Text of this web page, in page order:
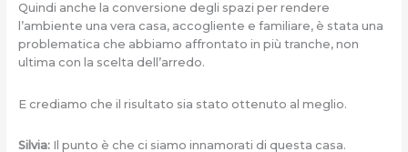
Quindi anche la conversione degli spazi per rendere
l’ambiente una vera casa, accogliente e familiare, è stata una
problematica che abbiamo affrontato in più tranche, non
ultima con la scelta dell’arredo.
E crediamo che il risultato sia stato ottenuto al meglio.
Silvia:Il punto è che ci siamo innamorati di questa casa.